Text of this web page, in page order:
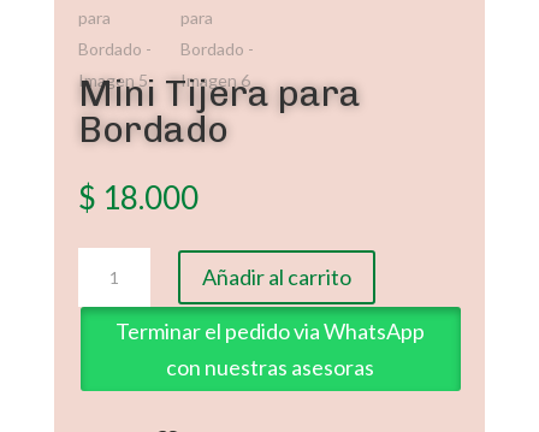
Mini Tijera para
Bordado
$ 18.000
Tijera
para
Bordado
Añadir al carrito
Terminar el pedido via WhatsApp
con nuestras asesoras